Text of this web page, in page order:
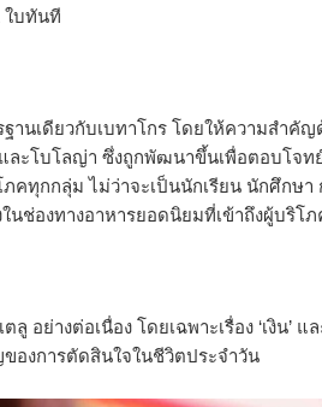
ใบทันที
านเดียวกับเบทาโกร โดยให้ความสำคั
ะโบโลญ่า ซึ่งถูกพัฒนาขึ้นเพื่อตอบโจท
คทุกกลุ่ม ไม่ว่าจะเป็นนักเรียน นักศึกษา
ช่องทางอาหารยอดนิยมที่เข้าถึงผู้บริโภ
อย่างต่อเนื่อง โดยเฉพาะเรื่อง ‘เงิน’ แ
องการตัดสินใจในชีวิตประจำวัน